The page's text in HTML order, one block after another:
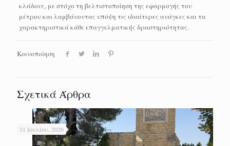
κλάδους, με στόχο τη βελτιστοποίηση της εφαρμογής του
μέτρου και λαμβάνοντας υπόψη τις ιδιαίτερες ανάγκες και τα
χαρακτηριστικά κάθε επαγγελματικής δραστηριότητας.
Κοινοποίηση
Σχετικά Άρθρα
31 Ιουλίου, 2026